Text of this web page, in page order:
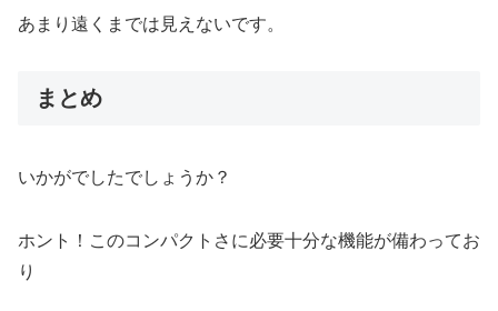
あまり遠くまでは見えないです。
まとめ
いかがでしたでしょうか？
ホント！このコンパクトさに必要十分な機能が備わってお
り